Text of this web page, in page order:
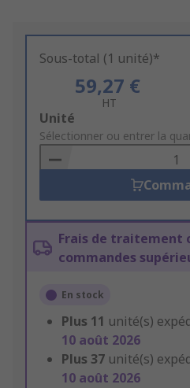
Sous-total (1 unité)*
59,27 €
HT
Add
to
Basket
Unité
Sélectionner ou entrer la
Frais de traitement
commandes
En stock
Plus 11 unité(s)
10 août 2026
Plus 37 unité(s)
10 août 2026